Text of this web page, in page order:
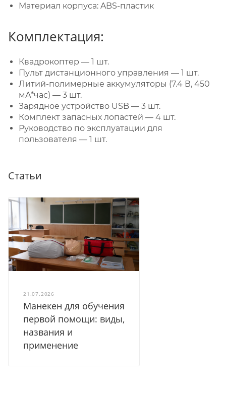
Материал корпуса: ABS-пластик
Комплектация:
Квадрокоптер — 1 шт.
Пульт дистанционного управления — 1 шт.
Литий-полимерные аккумуляторы (7.4 В, 450
мА*час) — 3 шт.
Зарядное устройство USB — 3 шт.
Комплект запасных лопастей — 4 шт.
Руководство по эксплуатации для
пользователя — 1 шт.
Статьи
21.07.2026
Манекен для обучения
первой помощи: виды,
названия и
применение